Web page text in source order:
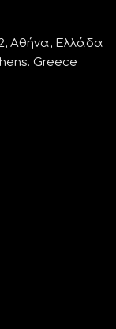
Αθήνα, Ελλάδα
Greece